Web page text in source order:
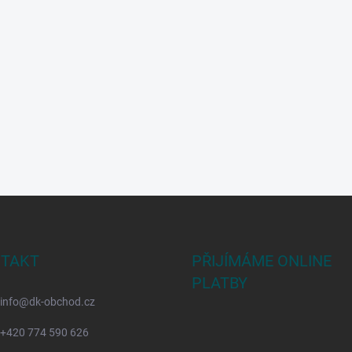
info@dk-obchod.cz
+420 774 590 626
PŘIJÍMÁME ONLINE
PLATBY